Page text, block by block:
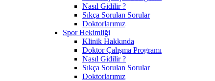
Nasıl Gidilir ?
Sıkça Sorulan Sorular
Doktorlarımız
Spor Hekimliği
Klinik Hakkında
Doktor Çalışma Programı
Nasıl Gidilir ?
Sıkça Sorulan Sorular
Doktorlarımız